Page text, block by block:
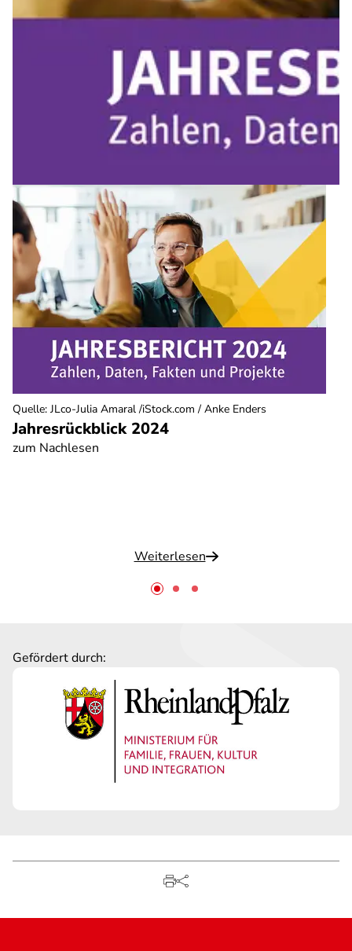
Jahresrückblick 2024
zum Nachlesen
Weiterlesen
Quelle: JLco-Julia Amaral /iStock.com / Anke Enders
Gefördert durch: